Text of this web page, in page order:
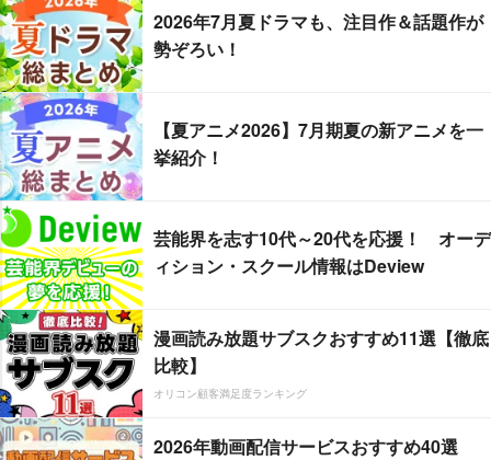
2026年7月夏ドラマも、注目作＆話題作が
勢ぞろい！
【夏アニメ2026】7月期夏の新アニメを一
挙紹介！
芸能界を志す10代～20代を応援！ オーデ
ィション・スクール情報はDeview
漫画読み放題サブスクおすすめ11選【徹底
比較】
オリコン顧客満足度ランキング
2026年動画配信サービスおすすめ40選